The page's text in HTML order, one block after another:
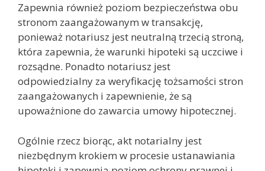
Zapewnia również poziom bezpieczeństwa obu
stronom zaangażowanym w transakcję,
ponieważ notariusz jest neutralną trzecią stroną,
która zapewnia, że warunki hipoteki są uczciwe i
rozsądne. Ponadto notariusz jest
odpowiedzialny za weryfikację tożsamości stron
zaangażowanych i zapewnienie, że są
upoważnione do zawarcia umowy hipotecznej.
Ogólnie rzecz biorąc, akt notarialny jest
niezbędnym krokiem w procesie ustanawiania